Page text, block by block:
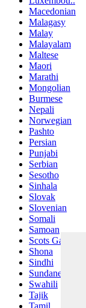
Macedonian
Malagasy
Malay
Malayalam
Maltese
Maori
Marathi
Mongolian
Burmese
Nepali
Norwegian
Pashto
Persian
Punjabi
Serbian
Sesotho
Sinhala
Slovak
Slovenian
Somali
Samoan
Scots Gaelic
Shona
Sindhi
Sundanese
Swahili
Tajik
Tamil